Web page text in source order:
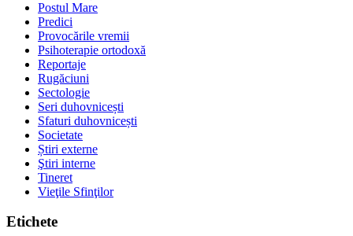
Postul Mare
Predici
Provocările vremii
Psihoterapie ortodoxă
Reportaje
Rugăciuni
Sectologie
Seri duhovnicești
Sfaturi duhovnicești
Societate
Știri externe
Ştiri interne
Tineret
Vieţile Sfinţilor
Etichete